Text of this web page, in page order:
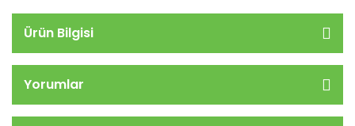
Ürün Bilgisi
Yorumlar